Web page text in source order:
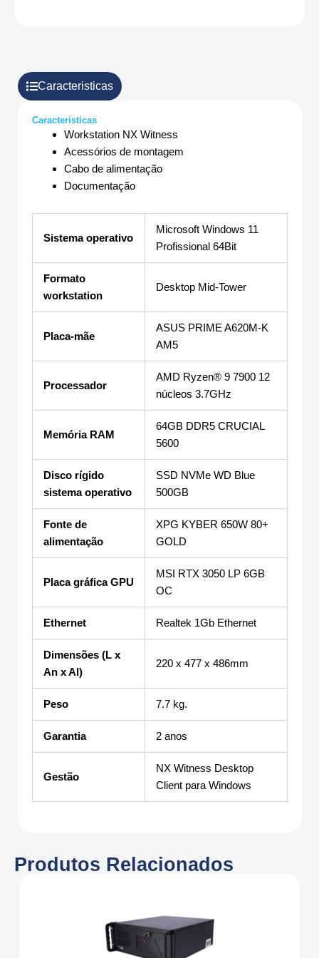
Caracteristicas
Caracteristicas
Workstation NX Witness
Acessórios de montagem
Cabo de alimentação
Documentação
Sistema operativo
Microsoft Windows 11
Profissional 64Bit
Formato
workstation
Desktop Mid-Tower
Placa-mãe
ASUS PRIME A620M-K
AM5
Processador
AMD Ryzen® 9 7900 12
núcleos 3.7GHz
Memória RAM
64GB DDR5 CRUCIAL
5600
Disco rígido
sistema operativo
SSD NVMe WD Blue
500GB
Fonte de
alimentação
XPG KYBER 650W 80+
GOLD
Placa gráfica GPU
MSI RTX 3050 LP 6GB
OC
Ethernet Realtek 1Gb Ethernet
Dimensões (L x
An x Al)
220 x 477 x 486mm
Peso 7.7 kg.
Garantia 2 anos
Gestão
NX Witness Desktop
Client para Windows
Produtos Relacionados